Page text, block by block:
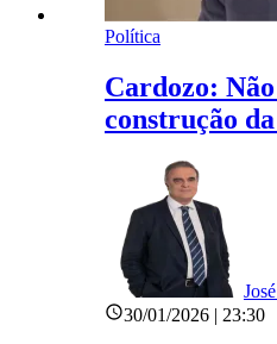
Política
Cardozo:
construção
30/01/2026 | 23:30